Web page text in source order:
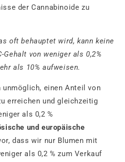
der Cannabinoide zu
oft behauptet wird, kann keine
von weniger als 0,2%
als 10% aufweisen.
einen Anteil von
erreichen und gleichzeitig
als 0,2 %
und europäische
dass wir nur Blumen mit
als 0,2 % zum Verkauf